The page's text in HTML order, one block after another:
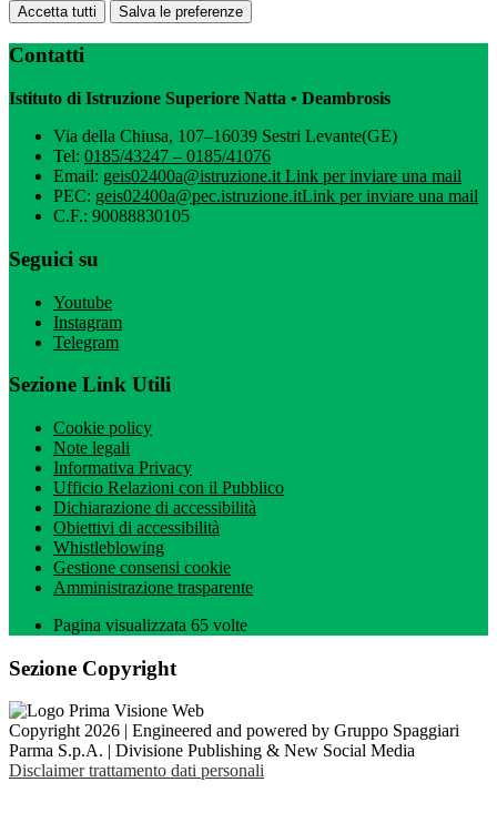
Accetta tutti Salva le preferenze
Contatti
Istituto di Istruzione Superiore Natta • Deambrosis
Via della Chiusa, 107–16039 Sestri Levante(GE)
Tel: 0185/43247 – 0185/41076
Email: geis02400a@istruzione.it Link per inviare una mail
PEC: geis02400a@pec.istruzione.itLink per inviare una mail
C.F.: 90088830105
Seguici su
Youtube
Instagram
Telegram
Sezione Link Utili
Cookie policy
Note legali
Informativa Privacy
Ufficio Relazioni con il Pubblico
Dichiarazione di accessibilità
Obiettivi di accessibilità
Whistleblowing
Gestione consensi cookie
Amministrazione trasparente
Pagina visualizzata 65 volte
Sezione Copyright
Copyright 2026 | Engineered and powered by Gruppo Spaggiari
Parma S.p.A. | Divisione Publishing & New Social Media
Disclaimer trattamento dati personali